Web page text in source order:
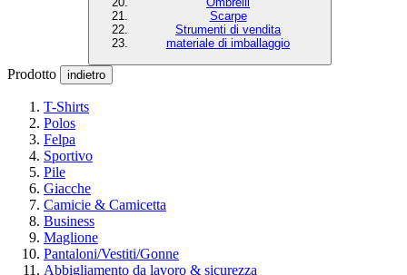
Scarpe
Strumenti di vendita
materiale di imballaggio
Prodotto indietro
T-Shirts
Polos
Felpa
Sportivo
Pile
Giacche
Camicie & Camicetta
Business
Maglione
Pantaloni/Vestiti/Gonne
Abbigliamento da lavoro & sicurezza